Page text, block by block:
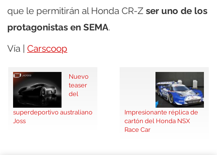
que le permitirán al Honda CR-Z ser uno de los
protagonistas en SEMA.
Vía | Carscoop
Nuevo
teaser
del
superdeportivo australiano
Joss
Impresionante réplica de
cartón del Honda NSX
Race Car